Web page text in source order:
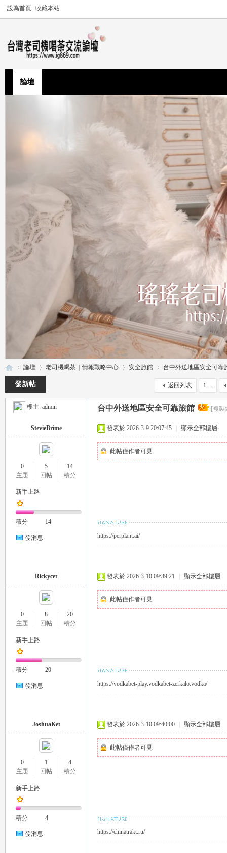
設為首頁 收藏本站
論壇
»
論壇
›
老司機喝茶｜情報戰略中心
›
安全旅館
›
台中外送地區安全可靠
1 ...
返回列表
發新帖
樓主: admin 台中外送地區安全可靠旅館 [複製
StevieBrime
0
主題
5
回帖
14
積分
新手上路
積分 14
發消息
發表於 2026-3-9 20:07:45 顯示全部樓層
此帖僅作者可見
https://perplant.ai/
Rickycet
0
主題
8
回帖
20
積分
新手上路
積分 20
發消息
發表於 2026-3-10 09:39:21 顯示全部樓層
此帖僅作者可見
https://vodkabet-play.vodkabet-zerkalo.vodka/
JoshuaKet
0
主題
1
回帖
4
積分
新手上路
積分 4
發消息
發表於 2026-3-10 09:40:00 顯示全部樓層
此帖僅作者可見
https://chinatrakt.ru/